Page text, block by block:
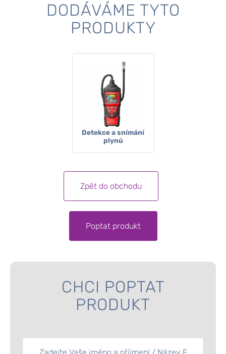
DODÁVÁME TYTO
PRODUKTY
Detekce a snímání
plynů
Zpět do obchodu
Poptat produkt
CHCI POPTAT
PRODUKT